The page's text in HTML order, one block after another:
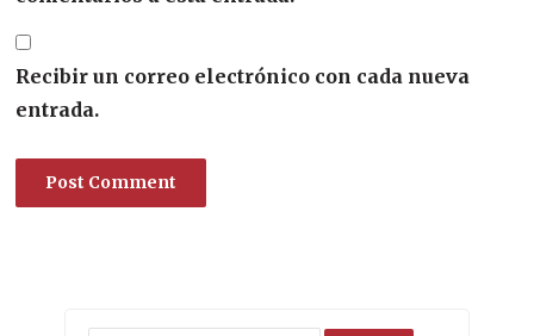
Recibir un correo electrónico con cada nueva
entrada.